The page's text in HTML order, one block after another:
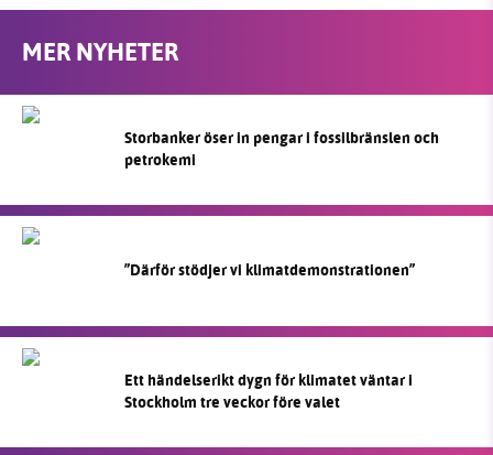
MER NYHETER
Storbanker öser in pengar i fossilbränslen och
petrokemi
”Därför stödjer vi klimatdemonstrationen”
Ett händelserikt dygn för klimatet väntar i
Stockholm tre veckor före valet